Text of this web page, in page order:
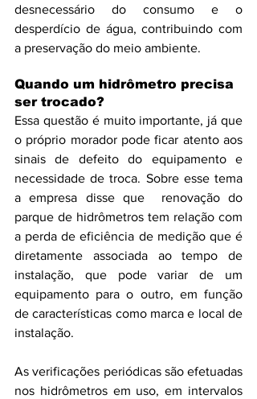
desnecessário do consumo e o
desperdício de água, contribuindo com
a preservação do meio ambiente.
Quando um hidrômetro precisa
ser trocado?
Essa questão é muito importante, já que
o próprio morador pode ficar atento aos
sinais de defeito do equipamento e
necessidade de troca. Sobre esse tema
a empresa disse que  renovação do
parque de hidrômetros tem relação com
a perda de eficiência de medição que é
diretamente associada ao tempo de
instalação, que pode variar de um
equipamento para o outro, em função
de características como marca e local de
instalação.
As verificações periódicas são efetuadas
nos hidrômetros em uso, em intervalos